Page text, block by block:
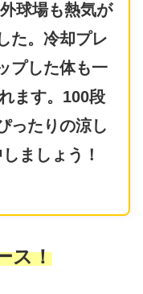
球場も熱気が
た。冷却プレ
プした体も一
ます。100段
ったりの涼し
ましょう！
ス！